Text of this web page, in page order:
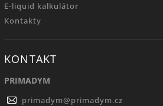
E-liquid kalkulátor
Kontakty
KONTAKT
PRIMADYM
primadym@primadym.cz